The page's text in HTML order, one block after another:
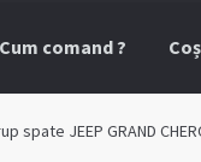
Cum comand ? Coș
PlatăPolitica
spate JEEP GRAND